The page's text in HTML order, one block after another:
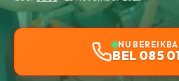
NU
BEL 085